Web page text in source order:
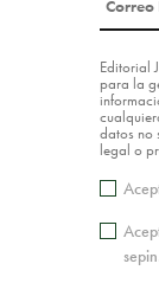
Editorial
para la
datos no
legal o